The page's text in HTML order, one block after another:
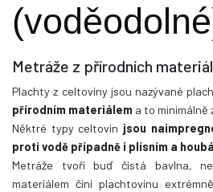
Metráže z přírodních
Plachty z celtoviny jsou nazývané
přírodním materiálem a to minimálně
Něktré typy celtovin jsou
proti vodě případně i plísním a
Metráže tvoří buď čistá bavlna,
materiálem činí plachtovinu